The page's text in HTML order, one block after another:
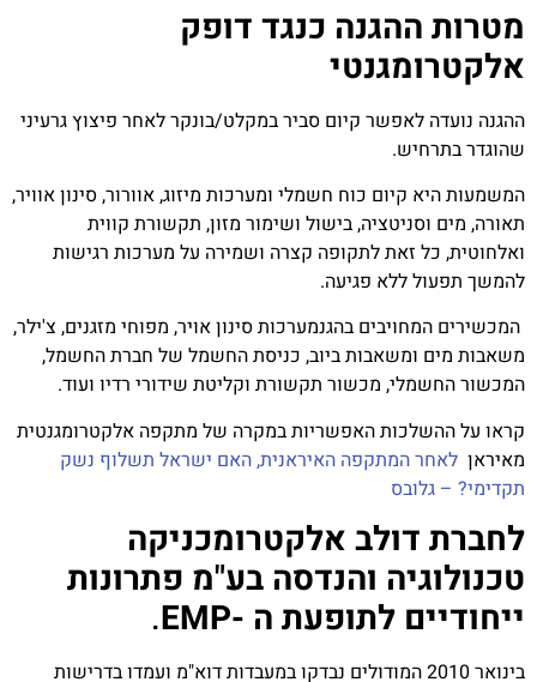
מטרות ההגנה כנגד דופק
אלקטרומגנטי
ההגנה נועדה לאפשר קיום סביר במקלט/בונקר לאחר פיצוץ גרעיני
שהוגדר בתרחיש.
המשמעות היא קיום כוח חשמלי ומערכות מיזוג, אוורור, סינון אוויר,
תאורה, מים וסניטציה, בישול ושימור מזון, תקשורת קווית
ואלחוטית, כל זאת לתקופה קצרה ושמירה על מערכות רגישות
להמשך תפעול ללא פגיעה.
המכשירים המחויבים בהגנמערכות סינון אויר, מפוחי מזגנים, צ'ילר,
משאבות מים ומשאבות ביוב, כניסת החשמל של חברת החשמל,
המכשור החשמלי, מכשור תקשורת וקליטת שידורי רדיו ועוד.
קראו על ההשלכות האפשריות במקרה של מתקפה אלקטרומגנטית
מאיראן לאחר המתקפה האיראנית, האם ישראל תשלוף נשק
תקדימי? – גלובס
לחברת דולב אלקטרומכניקה
טכנולוגיה והנדסה בע"מ פתרונות
ייחודיים לתופעת ה -EMP
.
בינואר 2010 המודולים נבדקו במעבדות דוא"מ ועמדו בדרישות